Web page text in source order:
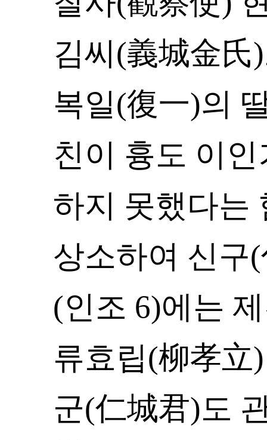
김씨(義城金氏
복일(復一)의
친이 흉도 이
하지 못했다는
상소하여 신구
(인조 6)에는
류효립(柳孝立
군(仁城君)도